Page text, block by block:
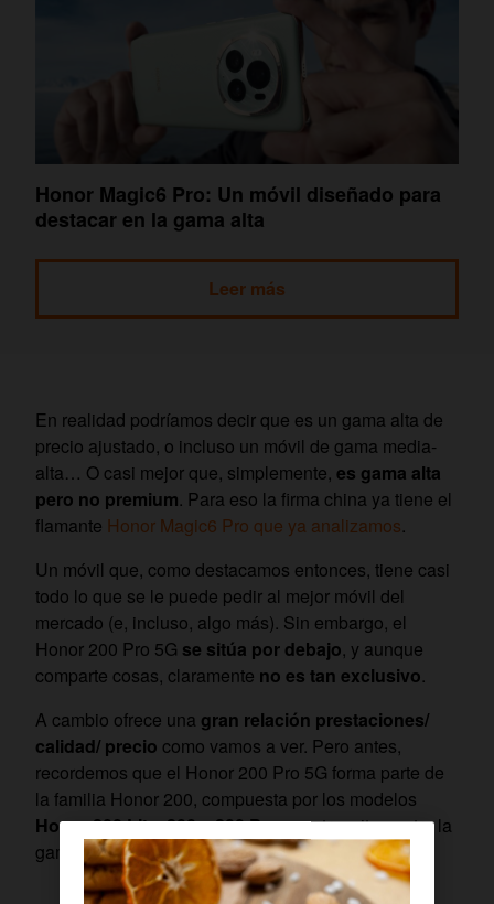
Honor Magic6 Pro: Un móvil diseñado para
destacar en la gama alta
Leer más
En realidad podríamos decir que es un gama alta de
precio ajustado, o incluso un móvil de gama media-
alta… O casi mejor que, simplemente, es gama alta
pero no premium. Para eso la firma china ya tiene el
flamante Honor Magic6 Pro que ya analizamos.
Un móvil que, como destacamos entonces, tiene casi
todo lo que se le puede pedir al mejor móvil del
mercado (e, incluso, algo más). Sin embargo, el
Honor 200 Pro 5G se sitúa por debajo, y aunque
comparte cosas, claramente no es tan exclusivo.
A cambio ofrece una gran relación prestaciones/
calidad/ precio como vamos a ver. Pero antes,
recordemos que el Honor 200 Pro 5G forma parte de
la familia Honor 200, compuesta por los modelos
Honor 200 Lite, 200 y 200 Pro, que transitan entre la
gama media y la alta.